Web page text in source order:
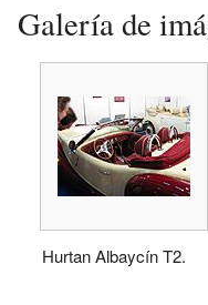
Galería de
Hurtan Albaycín T2.